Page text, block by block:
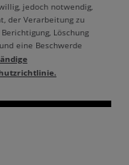
jedoch notwendig,
der Verarbeitung zu
Löschung
eine Beschwerde